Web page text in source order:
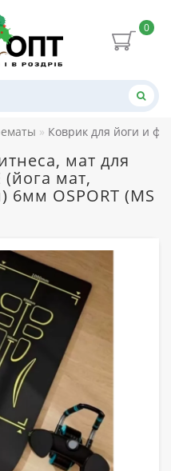
0
Коврик для йоги и
мат для
(йога мат,
6мм OSPORT (MS